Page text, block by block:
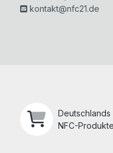
kontakt@nfc21.de
NFC-